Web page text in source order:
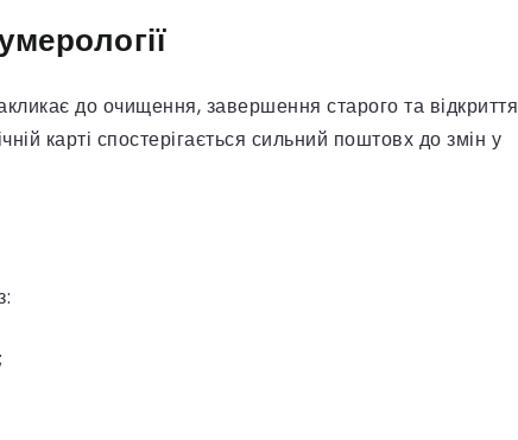
до очищення, завершення старого та відкриття
карті спостерігається сильний поштовх до змін у